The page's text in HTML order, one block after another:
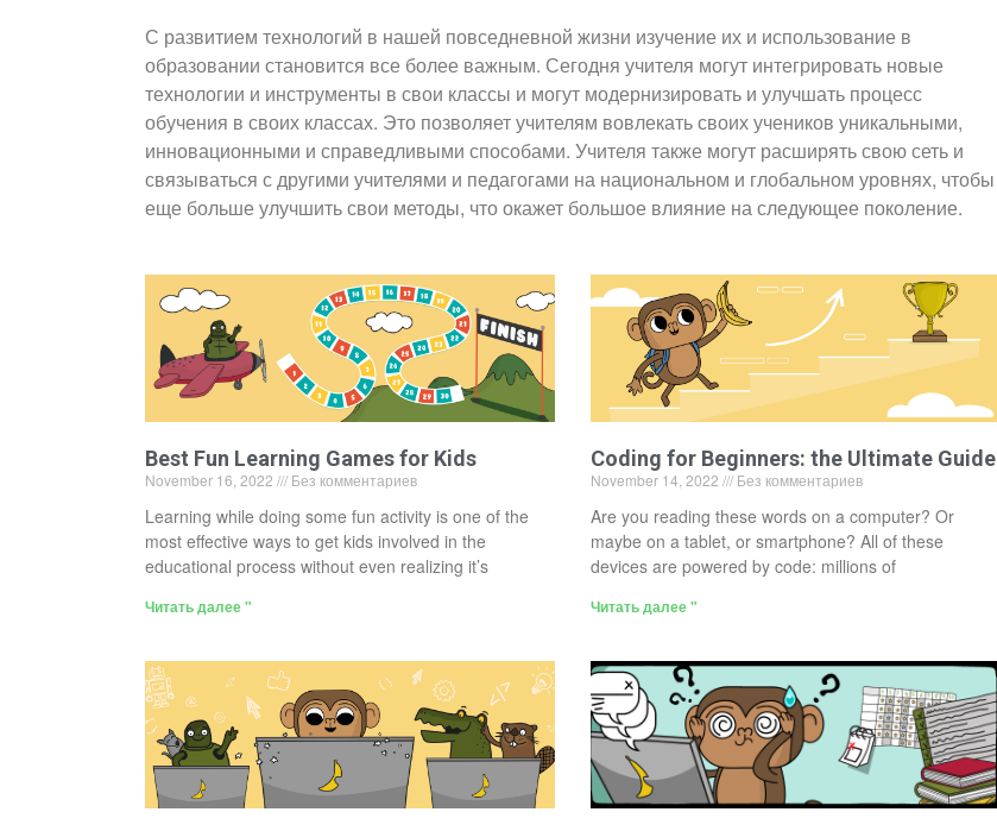
С развитием технологий в нашей повседневной жизни изучение их и использование в
образовании становится все более важным. Сегодня учителя могут интегрировать новые
технологии и инструменты в свои классы и могут модернизировать и улучшать процесс
обучения в своих классах. Это позволяет учителям вовлекать своих учеников уникальными,
инновационными и справедливыми способами. Учителя также могут расширять свою сеть и
связываться с другими учителями и педагогами на национальном и глобальном уровнях, чтобы
еще больше улучшить свои методы, что окажет большое влияние на следующее поколение.
Best Fun Learning Games for Kids
November 16, 2022 Без комментариев
Learning while doing some fun activity is one of the
most effective ways to get kids involved in the
educational process without even realizing it’s
Читать далее "
Coding for Beginners: the Ultimate Guide
November 14, 2022 Без комментариев
Are you reading these words on a computer? Or
maybe on a tablet, or smartphone? All of these
devices are powered by code: millions of
Читать далее "